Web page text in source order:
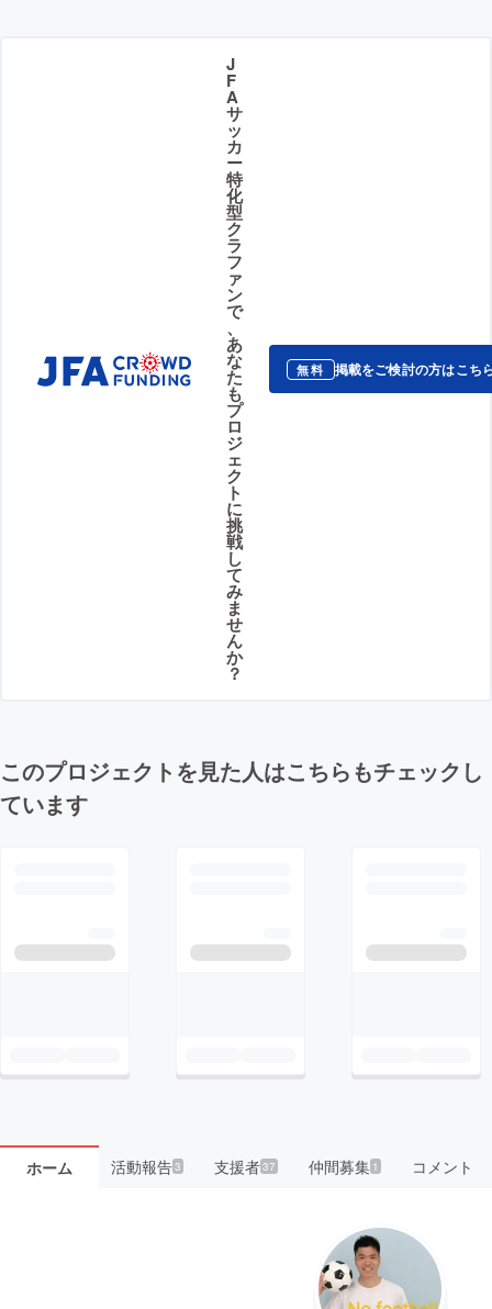
J
F
A
サ
ッ
カ
ー
特
化
型
ク
ラ
フ
ァ
ン
で
、
あ
な
た
も
プ
ロ
ジ
ェ
ク
ト
に
挑
戦
し
て
み
ま
せ
ん
か
？
無料 掲載をご検討の方はこち
このプロジェクトを見た人はこちらもチェックし
ています
ホーム 活動報告3 支援者37 仲間募集 1 コメント